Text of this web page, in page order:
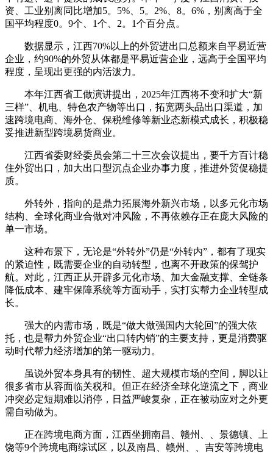
资、工业别离同比增加5。5%、5。2%、8。6%，别离高于全
国平均程度0。9个、1个、2。1个百分点。
数据显示，江西70%以上的外贸进出口总额来自平易近营
企业，约90%的外贸从体都是平易近营企业，远高于全国平均
程度，呈现出更强的内活泼力。
本年江西省工做演讲提出，2025年江西将不变和扩大“新
三样”、机电、特色农产物等出口，拓宽两头品出口渠道，加
速跨境电商、海外仓、保税维修等新业态新模式成长，积极稳
妥推进新型跨境易货商业。
江西省委财经委员会第二十三次会议提出，要千方百计稳
住外贸出口，加大出口型沉点企业办事力度，推进外贸促稳提
质。
外转外，指向的是鼎力拓展海外新兴市场，以多元化市场
结构、全球化商业合做对冲风险，不再依赖存正在庞大风险的
单一市场。
这种布景下，无论是“外转外”仍是“外转内”，都有了现实
的紧迫性，既需要企业的自动转型，也离不开政策的保驾护
航。对此，江西正从开辟多元化市场、加大金融支撑、全链条
降低成本、建牢保障系统等方面动手，实打实帮力企业转型成
长。
强大的内需市场，既是“做大做强国内大轮回”的强大依
托，也是帮力外贸企业“出口转内销”的主要支持，更是消费驱
动时代帮力经济增加的第一驱动力。
虽说外贸本身具有的韧性、超大规模市场的空间，脚以让
很多省市从容面临关税和。但正在经济全球化逆流之下，商业
冲突必定短期难以消停，日益严峻复杂，正在被动应对之外更
需自动做为。
正在跨境电商方面，江西坐拥南昌、赣州、、景德镇、上
饶等9个跨境电商综试区，以及南昌、赣州、、吉安等跨境电